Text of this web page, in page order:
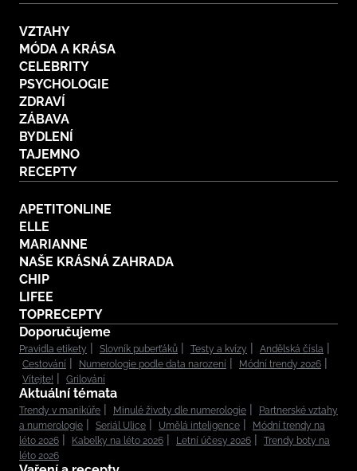
VZTAHY
MÓDA A KRÁSA
CELEBRITY
PSYCHOLOGIE
ZDRAVÍ
ZÁBAVA
BYDLENÍ
TAJEMNO
RECEPTY
APETITONLINE
ELLE
MARIANNE
NAŠE KRÁSNÁ ZAHRADA
CHIP
LIFEE
TOPRECEPTY
Doporučujeme
Pravidla etikety Slovník puberťáků Testy a kvízy
Andělská čísla
Cestování
Numerologie podle data narození
Módní trendy 2026
Vítejte!
Grilování
Aktuální témata
Trendy v manikúře Minulé životy dle numerologie
Partnerské vztahy
a numerologie
Seriál Ulice Umělá inteligence
Módní trendy na
léto 2026
Kabelky na léto 2026 Letní účesy 2026
Trendy boty na
léto 2026